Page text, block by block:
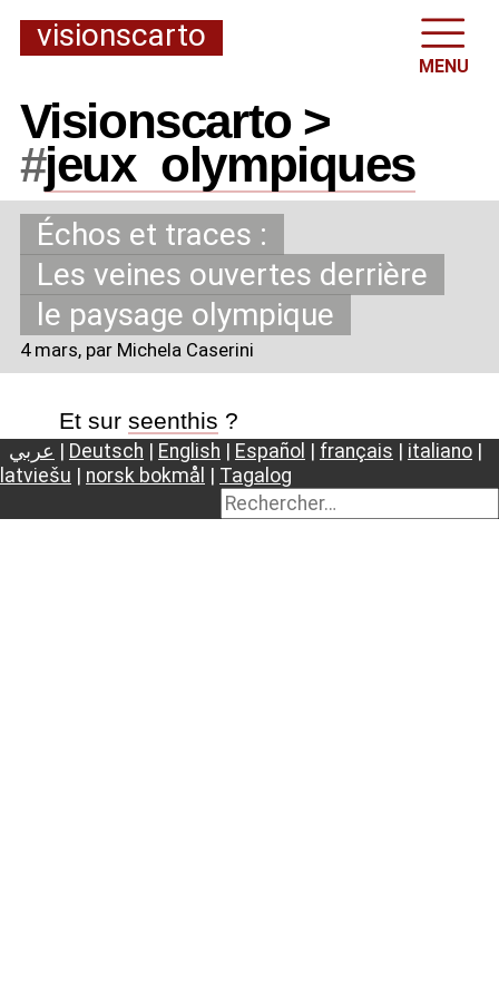
visionscarto
MENU
Visionscarto >
#jeux_ olympiques
Échos et traces :
Les veines ouvertes derrière
le paysage olympique
4 mars, par Michela Caserini
Et sur seenthis ?
عربي Deutsch English Español français italiano
latviešu
norsk bokmål Tagalog